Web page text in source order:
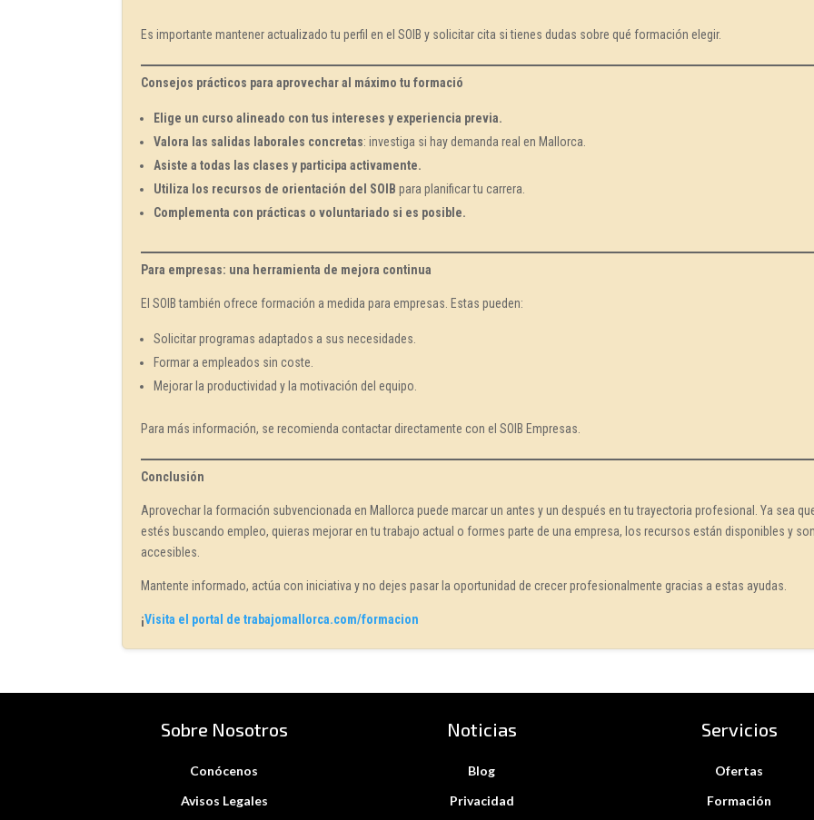
Es importante mantener actualizado tu perfil en el SOIB y solicitar cita si tienes dudas sobre qué formación elegir.
Consejos prácticos para aprovechar al máximo tu formació
Elige un curso alineado con tus intereses y experiencia previa.
Valora las salidas laborales concretas: investiga si hay demanda real en Mallorca.
Asiste a todas las clases y participa activamente.
Utiliza los recursos de orientación del SOIB para planificar tu carrera.
Complementa con prácticas o voluntariado si es posible.
Para empresas: una herramienta de mejora continua
El SOIB también ofrece formación a medida para empresas. Estas pueden:
Solicitar programas adaptados a sus necesidades.
Formar a empleados sin coste.
Mejorar la productividad y la motivación del equipo.
Para más información, se recomienda contactar directamente con el SOIB Empresas.
Conclusión
Aprovechar la formación subvencionada en Mallorca puede marcar un antes y un después en tu trayectoria profesional. Ya sea
estés buscando empleo, quieras mejorar en tu trabajo actual o formes parte de una empresa, los recursos están disponibles y
accesibles.
Mantente informado, actúa con iniciativa y no dejes pasar la oportunidad de crecer profesionalmente gracias a estas ayudas.
¡Visita el portal de trabajomallorca.com/formacion
Sobre Nosotros
Conócenos
Avisos Legales
Noticias
Blog
Privacidad
Servicios
Ofertas
Formación